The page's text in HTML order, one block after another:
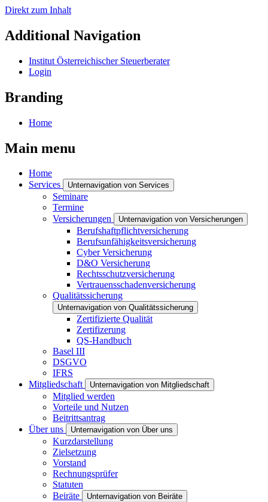
Direkt zum Inhalt
Additional Navigation
Institut Österreichischer Steuerberater
Login
Branding
Home
Main menu
Home
Services
Unternavigation von Services
Seminare
Termine
Versicherungen
Unternavigation von Versicherungen
Berufshaftpflichtversicherung
Berufsunfähigkeitsversicherung
Cyber Versicherung
D&O Versicherung
Rechtsschutzversicherung
Vertrauensschadenversicherung
Qualitätssicherung
Unternavigation von Qualitätssicherung
Zertifizierte Qualität
Zertifizerung
QS-Handbuch
Basel III
DSGVO
IFRS
Mitgliedschaft
Unternavigation von Mitgliedschaft
Mitglied werden
Vorteile und Nutzen
Beitrittsantrag
Über uns
Unternavigation von Über uns
Kurzdarstellung
Zielsetzung
Vorstand
Rechnungsprüfer
Statuten
Beiräte
Unternavigation von Beiräte